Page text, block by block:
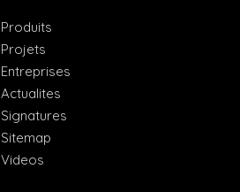
Produits
Projets
Entreprises
Actualites
Signatures
Sitemap
Videos